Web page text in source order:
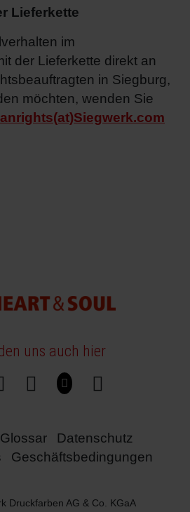
Lieferkette
im
der Lieferkette direkt an
in Siegburg,
möchten, wenden Sie
uns auch hier
Glossar
Datenschutz
Geschäftsbedingungen
Druckfarben AG & Co. KGaA